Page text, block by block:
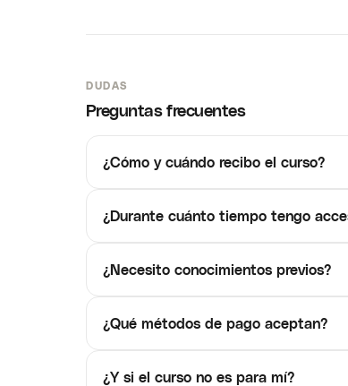
DUDAS
Preguntas frecuentes
¿Cómo y cuándo recibo el curso?
¿Durante cuánto tiempo tengo
¿Necesito conocimientos previos?
¿Qué métodos de pago aceptan?
¿Y si el curso no es para mí?